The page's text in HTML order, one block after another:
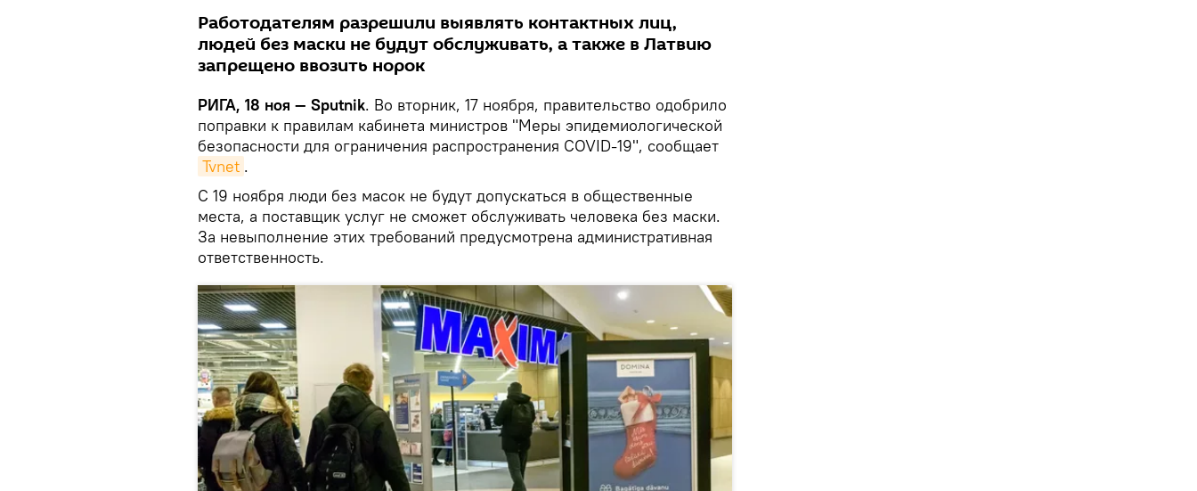
Работодателям разрешили выявлять контактных лиц,
людей без маски не будут обслуживать, а также в Латвию
запрещено ввозить норок
РИГА, 18 ноя — Sputnik. Во вторник, 17 ноября, правительство одобрило
поправки к правилам кабинета министров "Меры эпидемиологической
безопасности для ограничения распространения COVID-19", сообщает
Tvnet .
С 19 ноября люди без масок не будут допускаться в общественные
места, а поставщик услуг не сможет обслуживать человека без маски.
За невыполнение этих требований предусмотрена административная
ответственность.